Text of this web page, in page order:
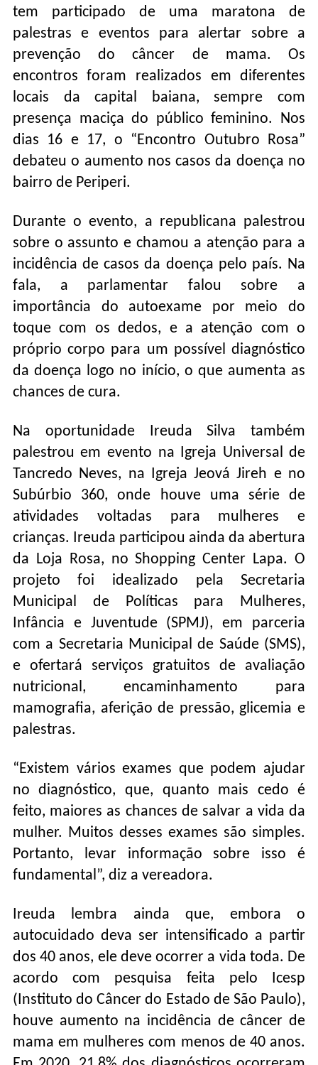
tem participado de uma maratona de
palestras e eventos para alertar sobre a
prevenção do câncer de mama. Os
encontros foram realizados em diferentes
locais da capital baiana, sempre com
presença maciça do público feminino. Nos
dias 16 e 17, o “Encontro Outubro Rosa”
debateu o aumento nos casos da doença no
bairro de Periperi.
Durante o evento, a republicana palestrou
sobre o assunto e chamou a atenção para a
incidência de casos da doença pelo país. Na
fala, a parlamentar falou sobre a
importância do autoexame por meio do
toque com os dedos, e a atenção com o
próprio corpo para um possível diagnóstico
da doença logo no início, o que aumenta as
chances de cura.
Na oportunidade Ireuda Silva também
palestrou em evento na Igreja Universal de
Tancredo Neves, na Igreja Jeová Jireh e no
Subúrbio 360, onde houve uma série de
atividades voltadas para mulheres e
crianças. Ireuda participou ainda da abertura
da Loja Rosa, no Shopping Center Lapa. O
projeto foi idealizado pela Secretaria
Municipal de Políticas para Mulheres,
Infância e Juventude (SPMJ), em parceria
com a Secretaria Municipal de Saúde (SMS),
e ofertará serviços gratuitos de avaliação
nutricional, encaminhamento para
mamografia, aferição de pressão, glicemia e
palestras.
“Existem vários exames que podem ajudar
no diagnóstico, que, quanto mais cedo é
feito, maiores as chances de salvar a vida da
mulher. Muitos desses exames são simples.
Portanto, levar informação sobre isso é
fundamental”, diz a vereadora.
Ireuda lembra ainda que, embora o
autocuidado deva ser intensificado a partir
dos 40 anos, ele deve ocorrer a vida toda. De
acordo com pesquisa feita pelo Icesp
(Instituto do Câncer do Estado de São Paulo),
houve aumento na incidência de câncer de
mama em mulheres com menos de 40 anos.